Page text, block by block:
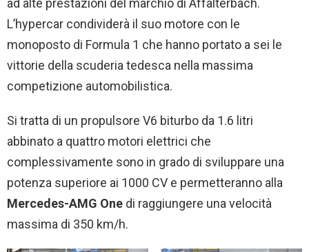
ad alte prestazioni del marchio di Affalterbach.
L’hypercar condividerà il suo motore con le
monoposto di Formula 1 che hanno portato a sei le
vittorie della scuderia tedesca nella massima
competizione automobilistica.
Si tratta di un propulsore V6 biturbo da 1.6 litri
abbinato a quattro motori elettrici che
complessivamente sono in grado di sviluppare una
potenza superiore ai 1000 CV e permetteranno alla
Mercedes-AMG One di raggiungere una velocità
massima di 350 km/h.